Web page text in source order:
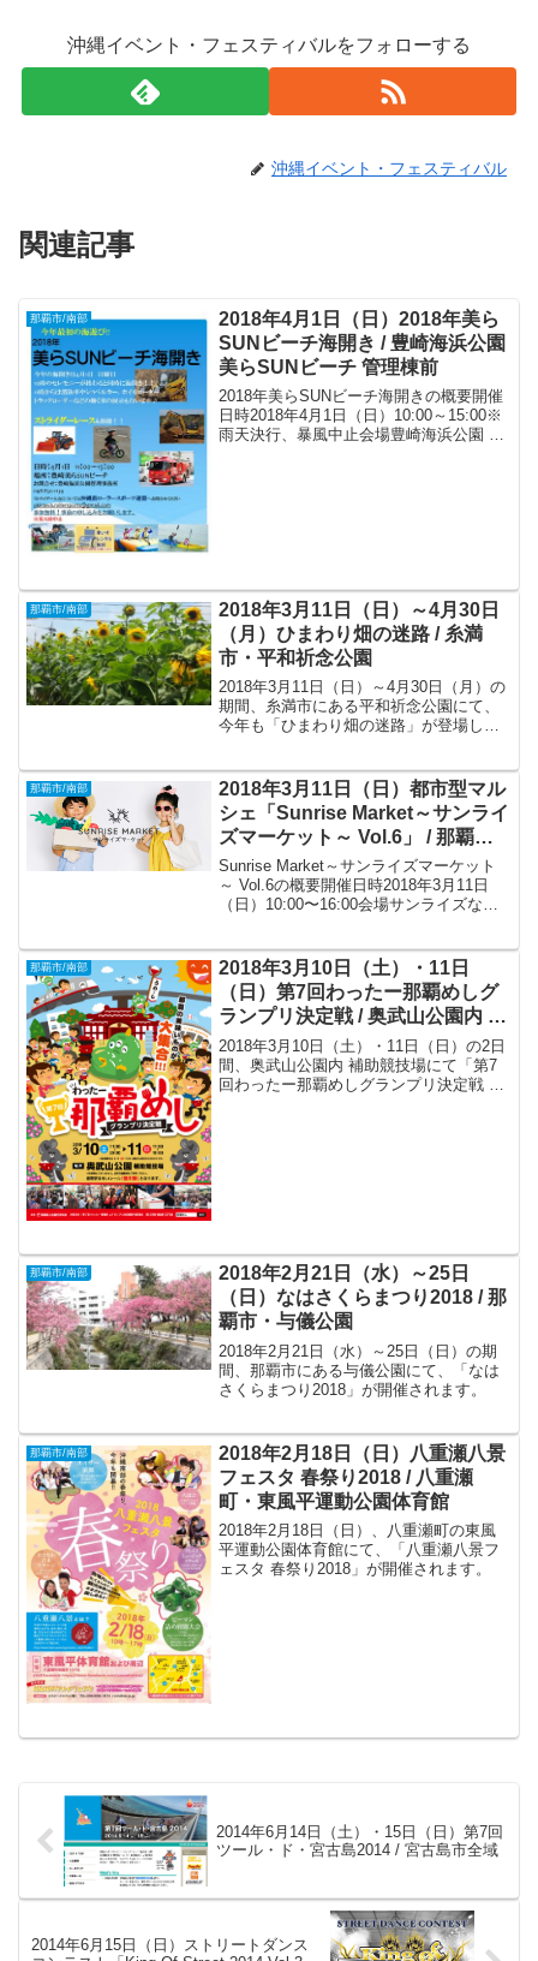
沖縄イベント・フェスティバルをフォローする
沖縄イベント・フェスティバル
関連記事
那覇市/南部
2018年4月1日（日）2018年美ら
SUNビーチ海開き / 豊崎海浜公園
美らSUNビーチ 管理棟前
2018年美らSUNビーチ海開きの概要開催
日時2018年4月1日（日）10:00～15:00※
雨天決行、暴風中止会場豊崎海浜公園 美
那覇市/南部
2018年3月11日（日）～4月30日
（月）ひまわり畑の迷路 / 糸満
市・平和祈念公園
2018年3月11日（日）～4月30日（月）の
期間、糸満市にある平和祈念公園にて、
今年も「ひまわり畑の迷路」が登場しま
那覇市/南部
2018年3月11日（日）都市型マル
シェ「Sunrise Market～サンライ
ズマーケット～ Vol.6」 / 那覇
市・サンライズなは商店街
Sunrise Market～サンライズマーケット
～ Vol.6の概要開催日時2018年3月11日
（日）10:00〜16:00会場サンライズなは
行委員会共催...
那覇市/南部
2018年3月10日（土）・11日
（日）第7回わったー那覇めしグ
ランプリ決定戦 / 奥武山公園内 補
助競技場
2018年3月10日（土）・11日（日）の2日
間、奥武山公園内 補助競技場にて「第7
回わったー那覇めしグランプリ決定戦 」
那覇市/南部
2018年2月21日（水）～25日
（日）なはさくらまつり2018 / 那
覇市・与儀公園
2018年2月21日（水）～25日（日）の期
間、那覇市にある与儀公園にて、「なは
さくらまつり2018」が開催されます。
那覇市/南部
2018年2月18日（日）八重瀬八景
フェスタ 春祭り2018 / 八重瀬
町・東風平運動公園体育館
2018年2月18日（日）、八重瀬町の東風
平運動公園体育館にて、「八重瀬八景フ
ェスタ 春祭り2018」が開催されます。
2014年6月14日（土）・15日（日）第7回
ツール・ド・宮古島2014 / 宮古島市全域
2014年6月15日（日）ストリートダンス